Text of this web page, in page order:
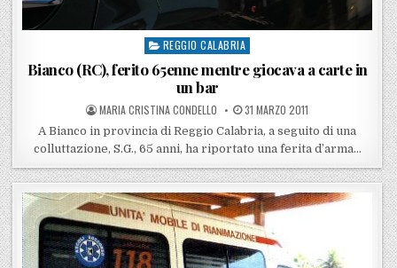
Posted in
REGGIO CALABRIA
Bianco (RC), ferito 65enne mentre giocava a carte in
un bar
POSTED BY
MARIA CRISTINA CONDELLO POSTED ON
31 MARZO 2011
A Bianco in provincia di Reggio Calabria, a seguito di una
colluttazione, S.G., 65 anni, ha riportato una ferita d’arma…